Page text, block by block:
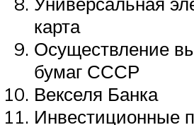
карта
Осуществление
бумаг СССР
Векселя Банка
Инвестиционные